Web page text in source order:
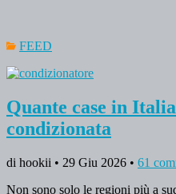
FEED
Quante case in
condizionata
di hookii • 29 Giu 2026 • 61
Non sono solo le regioni più a